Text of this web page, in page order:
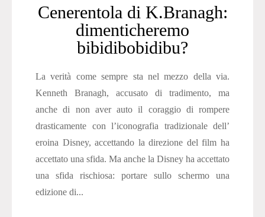
Cenerentola di K.Branagh:
dimenticheremo
bibidibobidibu?
La verità come sempre sta nel mezzo della via.
Kenneth Branagh, accusato di tradimento, ma
anche di non aver auto il coraggio di rompere
drasticamente con l’iconografia tradizionale dell’
eroina Disney, accettando la direzione del film ha
accettato una sfida. Ma anche la Disney ha accettato
una sfida rischiosa: portare sullo schermo una
edizione di...